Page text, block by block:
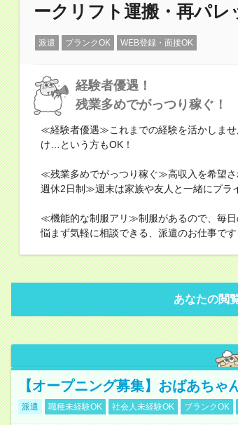
ークリフト運搬・再パレ
派遣 ブランクOK WEB登録・面接OK
経験者優遇！
残業多めでがっつり稼ぐ！
≪経験者優遇≫これまでの経験を活かしま
け…という方もOK！
≪残業多めでがっつり稼ぐ≫高収入を希望
週休2日制≫週末は家族や友人と一緒にプラ
≪機能的な制服アリ≫制服があるので、毎
悩まず気軽に相談できる、派遣のお仕事です
あなたの閲
【オープニング募集】おばあち
派遣 職種未経験OK 社会人未経験OK ブランクOK